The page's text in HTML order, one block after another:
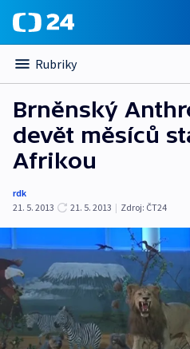
Rubriky
Brněnský
devět měsíců
Afrikou
rdk
21. 5. 2013
21. 5. 2013 | Zdroj: ČT24